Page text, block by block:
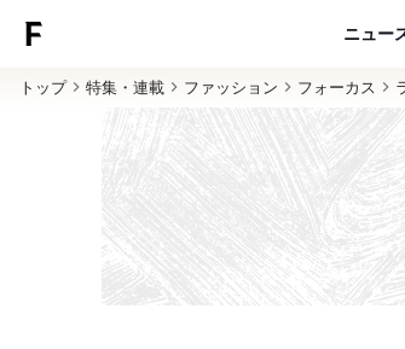
ニュー
トップ 特集・連載 ファッション フォーカス